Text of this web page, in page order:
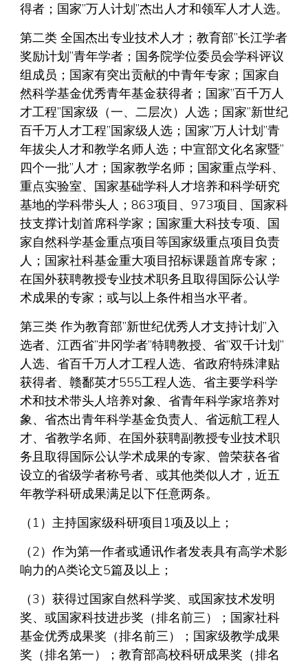
得者；国家”万人计划”杰出人才和领军人才人选。
第二类 全国杰出专业技术人才；教育部”长江学者
奖励计划”青年学者；国务院学位委员会学科评议
组成员；国家有突出贡献的中青年专家；国家自
然科学基金优秀青年基金获得者；国家”百千万人
才工程”国家级（一、二层次）人选；国家”新世纪
百千万人才工程”国家级人选；国家”万人计划”青
年拔尖人才和教学名师人选；中宣部文化名家暨”
四个一批”人才；国家教学名师；国家重点学科、
重点实验室、国家基础学科人才培养和科学研究
基地的学科带头人；863项目、973项目、国家科
技支撑计划首席科学家；国家重大科技专项、国
家自然科学基金重点项目等国家级重点项目负责
人；国家社科基金重大项目招标课题首席专家；
在国外获聘教授专业技术职务且取得国际公认学
术成果的专家；或与以上条件相当水平者。
第三类 作为教育部”新世纪优秀人才支持计划”入
选者、江西省”井冈学者”特聘教授、省”双千计划”
人选、省百千万人才工程人选、省政府特殊津贴
获得者、赣鄱英才555工程人选、省主要学科学
术和技术带头人培养对象、省青年科学家培养对
象、省杰出青年科学基金负责人、省远航工程人
才、省教学名师、在国外获聘副教授专业技术职
务且取得国际公认学术成果的专家、曾荣获各省
设立的省级学者称号者、或其他类似人才，近五
年教学科研成果满足以下任意两条。
（1）主持国家级科研项目1项及以上；
（2）作为第一作者或通讯作者发表具有高学术影
响力的A类论文5篇及以上；
（3）获得过国家自然科学奖、或国家技术发明
奖、或国家科技进步奖（排名前三）；国家社科
基金优秀成果奖（排名前三）；国家级教学成果
奖（排名第一）；教育部高校科研成果奖（排名